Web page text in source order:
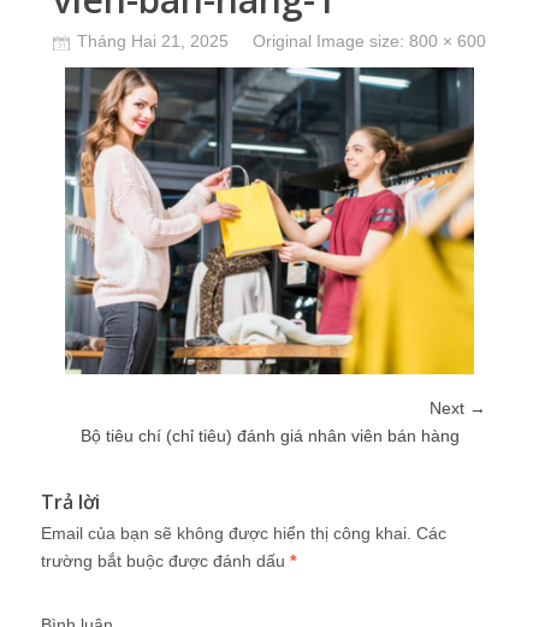
Tháng Hai 21, 2025 Original Image size: 800 × 600
Next →
Bộ tiêu chí (chỉ tiêu) đánh giá nhân viên bán hàng
Trả lời
Email của bạn sẽ không được hiển thị công khai. Các
trường bắt buộc được đánh dấu *